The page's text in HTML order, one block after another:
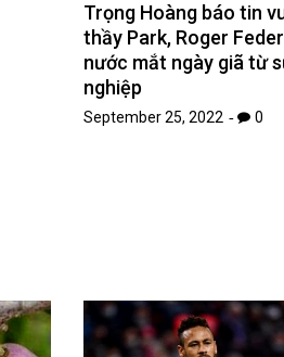
Trọng Hoàng báo tin
thầy Park, Roger
nước mắt ngày giã từ
nghiệp
September 25, 2022 0